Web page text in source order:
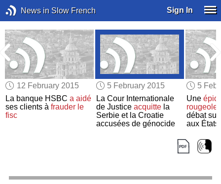
News in Slow French Sign In
12 February 2015
La banque HSBCa aidé
ses clients àfrauder le
fisc
5 February 2015
La Cour Internationale
de Justice acquittela
Serbie et la Croatie
accusées de génocide
5
Une
rougeole
débat
aux